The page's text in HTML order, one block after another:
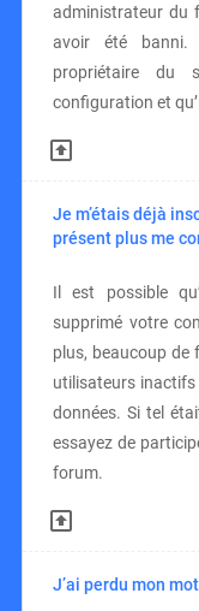
administrateur du
avoir été banni.
propriétaire du
configuration et
Je m’étais déjà
présent plus me
Il est possible
supprimé votre
plus, beaucoup de
utilisateurs inactifs
données. Si tel
essayez de
forum.
J’ai perdu mon